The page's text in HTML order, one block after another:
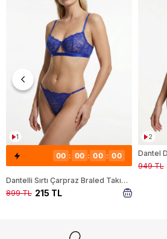
1
00 : 00 : 00 : 00
Dantelli Sırtı Çarpraz Braled Takım 441 Saks
215 TL
899 TL
2
949 TL